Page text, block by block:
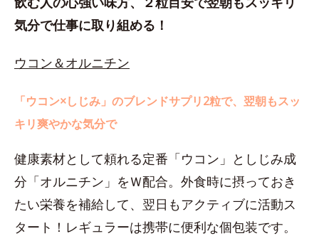
気分で仕事に取り組める！
ウコン＆オルニチン
「ウコン×しじみ」のブレンドサプリ2粒で、翌朝もスッ
キリ爽やかな気分で
健康素材として頼れる定番「ウコン」としじみ成
分「オルニチン」をＷ配合。外食時に摂っておき
たい栄養を補給して、翌日もアクティブに活動ス
タート！レギュラーは携帯に便利な個包装です。